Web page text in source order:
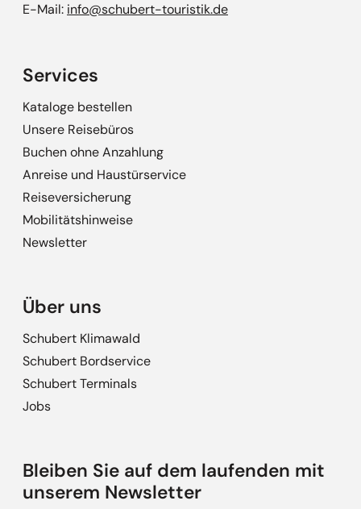
E-Mail: info@schubert-touristik.de
Services
Kataloge bestellen
Unsere Reisebüros
Buchen ohne Anzahlung
Anreise und Haustürservice
Reiseversicherung
Mobilitätshinweise
Newsletter
Über uns
Schubert Klimawald
Schubert Bordservice
Schubert Terminals
Jobs
Bleiben Sie auf dem laufenden mit
unserem Newsletter